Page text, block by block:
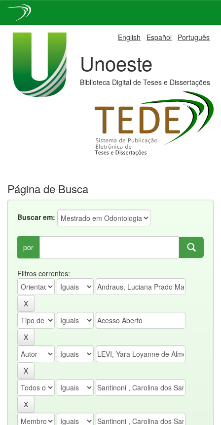
English Español Português
Unoeste
Biblioteca Digital de Teses e Dissertações
Página de Busca
Buscar em:
por
Filtros correntes: